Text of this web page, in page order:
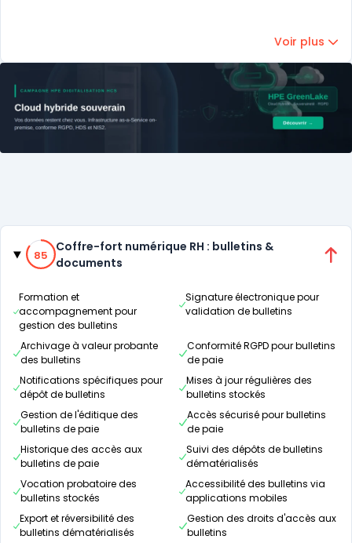
Voir plus
Catégories
85% de compatibilité
85
Coffre-fort numérique RH : bulletins &
documents
Formation et
accompagnement pour
gestion des bulletins
Signature électronique pour
validation de bulletins
Archivage à valeur probante
des bulletins
Conformité RGPD pour bulletins
de paie
Notifications spécifiques pour
dépôt de bulletins
Mises à jour régulières des
bulletins stockés
Gestion de l'éditique des
bulletins de paie
Accès sécurisé pour bulletins
de paie
Historique des accès aux
bulletins de paie
Suivi des dépôts de bulletins
dématérialisés
Vocation probatoire des
bulletins stockés
Accessibilité des bulletins via
applications mobiles
Export et réversibilité des
bulletins dématérialisés
Gestion des droits d'accès aux
bulletins